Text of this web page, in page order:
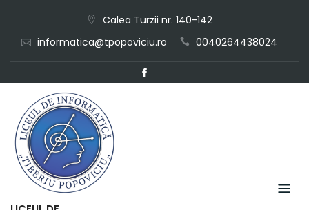
content
Calea Turzii nr. 140-142
informatica@tpopoviciu.ro
0040264438024